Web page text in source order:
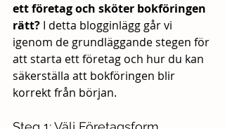
ett företag och sköter bokföringen
rätt? I detta blogginlägg går vi
igenom de grundläggande stegen för
att starta ett företag och hur du kan
säkerställa att bokföringen blir
korrekt från början.